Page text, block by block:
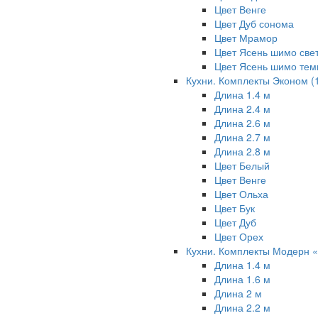
Цвет Венге
Цвет Дуб сонома
Цвет Мрамор
Цвет Ясень шимо
Цвет Ясень шимо
Кухни. Комплекты Эконом
Длина 1.4 м
Длина 2.4 м
Длина 2.6 м
Длина 2.7 м
Длина 2.8 м
Цвет Белый
Цвет Венге
Цвет Ольха
Цвет Бук
Цвет Дуб
Цвет Орех
Кухни. Комплекты Модерн
Длина 1.4 м
Длина 1.6 м
Длина 2 м
Длина 2.2 м